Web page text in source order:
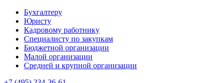
Бухгалтеру
Юристу
Кадровому работнику
Специалисту по закупкам
Бюджетной организации
Малой организации
Средней и крупной организации